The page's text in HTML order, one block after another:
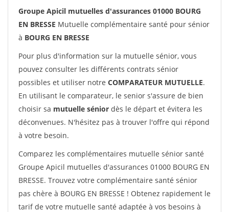
Groupe Apicil mutuelles d'assurances 01000 BOURG
EN BRESSE Mutuelle complémentaire santé pour sénior
à BOURG EN BRESSE
Pour plus d'information sur la mutuelle sénior, vous
pouvez consulter les différents contrats sénior
possibles et utiliser notre COMPARATEUR MUTUELLE.
En utilisant le comparateur, le senior s'assure de bien
choisir sa mutuelle sénior dès le départ et évitera les
déconvenues. N'hésitez pas à trouver l'offre qui répond
à votre besoin.
Comparez les complémentaires mutuelle sénior santé
Groupe Apicil mutuelles d'assurances 01000 BOURG EN
BRESSE. Trouvez votre complémentaire santé sénior
pas chère à BOURG EN BRESSE ! Obtenez rapidement le
tarif de votre mutuelle santé adaptée à vos besoins à